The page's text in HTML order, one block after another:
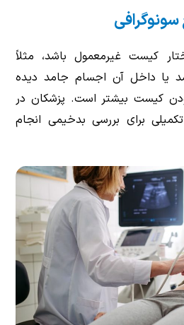
کیست غیرمعمول باشد، مثلاً
یا داخل آن اجسام جامد دیده
کیست بیشتر است. پزشکان در
برای بررسی بدخیمی انجام